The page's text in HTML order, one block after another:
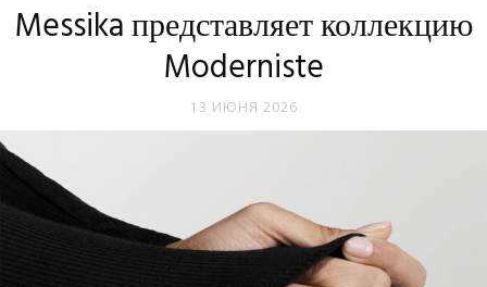
Messika представляет коллекцию
Moderniste
13 ИЮНЯ 2026